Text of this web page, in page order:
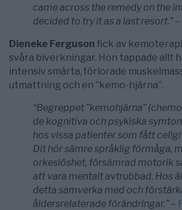
came across the remedy on the
decided to try it as a last resort.” –
Dieneke Ferguson fick av
svåra biverkningar. Hon tappade allt
intensiv smärta, förlorade
utmattning och en ”kemo-hjärna”.
“Begreppet ”kemohjärna”
de kognitiva och psykiska
hos vissa patienter som fått
Dit hör sämre språklig förmåga,
orkeslöshet, försämrad motorik
att vara mentalt avtrubbad. Hos
detta samverka med och
åldersrelaterade förändringar.” –